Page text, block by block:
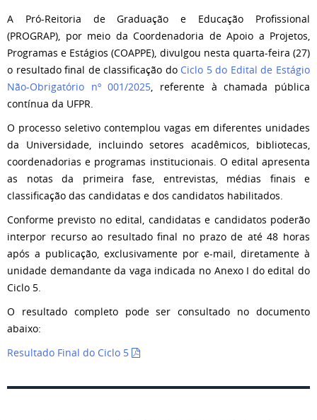
A Pró-Reitoria de Graduação e Educação Profissional
(PROGRAP), por meio da Coordenadoria de Apoio a Projetos,
Programas e Estágios (COAPPE), divulgou nesta quarta-feira (27)
o resultado final de classificação do Ciclo 5 do Edital de Estágio
Não-Obrigatório nº 001/2025, referente à chamada pública
contínua da UFPR.
O processo seletivo contemplou vagas em diferentes unidades
da Universidade, incluindo setores acadêmicos, bibliotecas,
coordenadorias e programas institucionais. O edital apresenta
as notas da primeira fase, entrevistas, médias finais e
classificação das candidatas e dos candidatos habilitados.
Conforme previsto no edital, candidatas e candidatos poderão
interpor recurso ao resultado final no prazo de até 48 horas
após a publicação, exclusivamente por e-mail, diretamente à
unidade demandante da vaga indicada no Anexo I do edital do
Ciclo 5.
O resultado completo pode ser consultado no documento
abaixo:
Resultado Final do Ciclo 5